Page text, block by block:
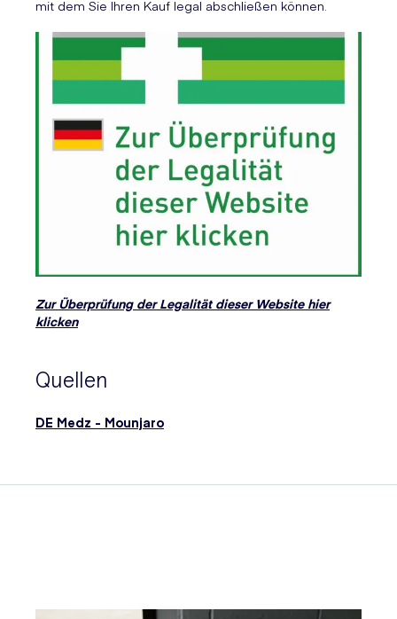
mit dem Sie Ihren Kauf legal abschließen können.
Zur Überprüfung der Legalität dieser Website hier
klicken
Quellen
DE Medz - Mounjaro